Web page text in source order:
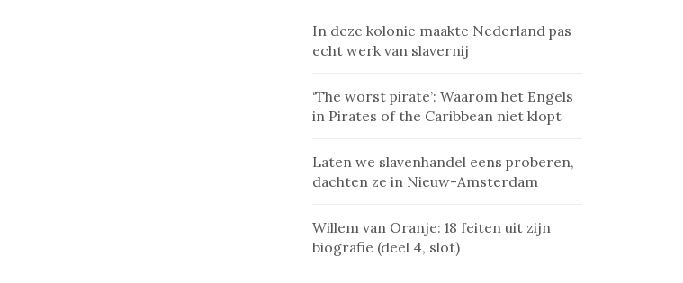
In deze kolonie maakte Nederland pas
echt werk van slavernij
‘The worst pirate’: Waarom het Engels
in Pirates of the Caribbean niet klopt
Laten we slavenhandel eens proberen,
dachten ze in Nieuw-Amsterdam
Willem van Oranje: 18 feiten uit zijn
biografie (deel 4, slot)